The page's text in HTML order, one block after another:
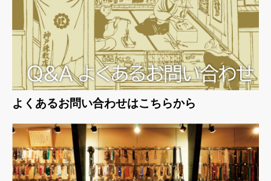
よくあるお問い合わせはこちらから